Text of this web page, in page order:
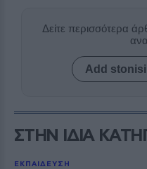
Δείτε περισσότερα
Add
ΣΤΗΝ ΙΔΙΑ
ΕΚΠΑΙΔΕΥΣΗ